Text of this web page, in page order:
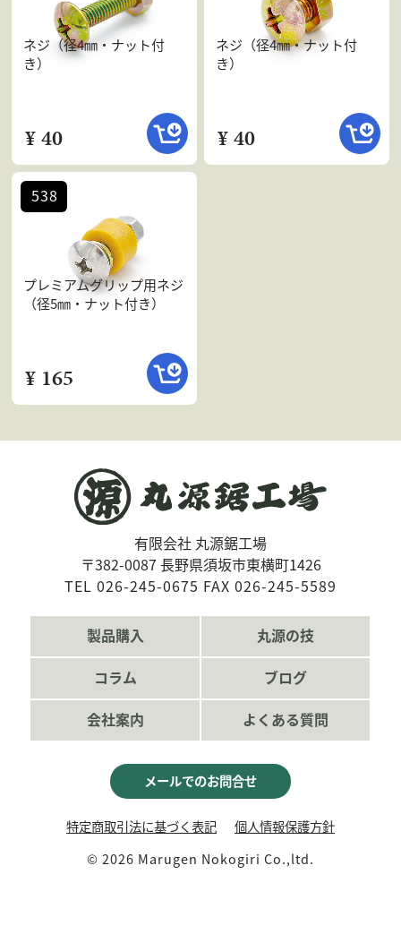
ネジ（径4㎜・ナット付
き）
¥ 40
ネジ（径4㎜・ナット付
き）
¥ 40
プレミアムグリップ用ネジ
（径5㎜・ナット付き）
¥ 165
538
有限会社 丸源鋸工場
〒382-0087 長野県須坂市東横町1426
TEL 026-245-0675 FAX 026-245-5589
製品購入
丸源の技
コラム
ブログ
会社案内
よくある質問
メールでのお問合せ
特定商取引法に基づく表記
個人情報保護方針
© 2026 Marugen Nokogiri Co.,ltd.